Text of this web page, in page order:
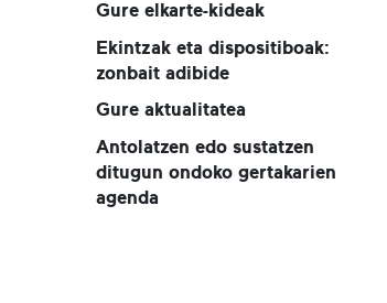
Gure elkarte-kideak
Ekintzak eta dispositiboak:
zonbait adibide
Gure aktualitatea
Antolatzen edo sustatzen
ditugun ondoko gertakarien
agenda